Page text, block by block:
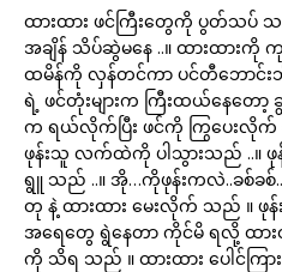
ထားထား ဖင်ကြီးတွေကို ပွတ်သပ်
အချိန် သိပ်ဆွဲမနေ ..။ ထားထားကို
ထမိန်ကို လှန်တင်ကာ ပင်တီဘောင်း
ရဲ့ ဖင်တုံးများက ကြီးထယ်နေတော့
က ရယ်လိုက်ပြီး ဖင်ကို ကြွပေးလိုက်
ဖုန်းသူ လက်ထဲကို ပါသွားသည် ..။ ဖု
ရွူ သည် ..။ အို…ကိုဖုန်းကလဲ..ခစ်
တု နဲ့ ထားထား မေးလိုက် သည် ။
အရေတွေ ရွဲနေတာ ကိုင်မိ ရလို့ ထ
ကို သိရ သည် ။ ထားထား ပေါင်ကြာ